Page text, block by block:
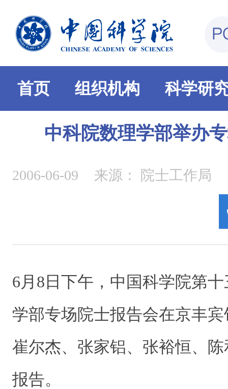
首页 组织机构 科学研
中科院数理学部举办
2006-06-09 来源： 院士工作局
6月8日下午，中国科学院第
学部专场院士报告会在京丰
崔尔杰、张家铝、张裕恒、
报告。